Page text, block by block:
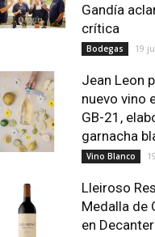
Gandía
crítica
Bodegas 19
Jean Leon
nuevo vino
GB-21,
garnacha
Vino Blanco
Lleiroso
Medalla de
en